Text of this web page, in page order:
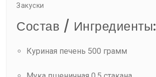
Закуски
Состав / Ингредиенты:
Куриная печень 500 грамм